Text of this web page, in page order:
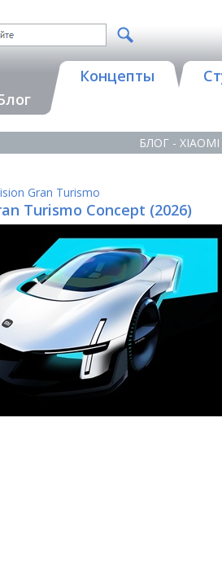
Концепты
БЛОГ - XIAOMI
Gran Turismo
Turismo Concept (2026)